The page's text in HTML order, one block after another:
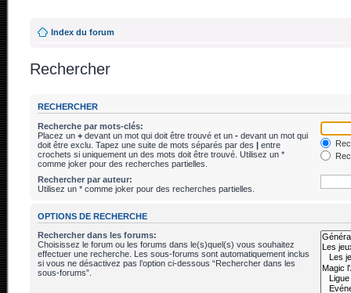
Index du forum
Rechercher
RECHERCHER
Recherche par mots-clés:
Placez un + devant un mot qui doit être trouvé et un - devant un mot qui
doit être exclu. Tapez une suite de mots séparés par des | entre
crochets si uniquement un des mots doit être trouvé. Utilisez un *
comme joker pour des recherches partielles.
Rechercher par auteur:
Utilisez un * comme joker pour des recherches partielles.
OPTIONS DE RECHERCHE
Rechercher dans les forums:
Choisissez le forum ou les forums dans le(s)quel(s) vous souhaitez
effectuer une recherche. Les sous-forums sont automatiquement inclus
si vous ne désactivez pas l’option ci-dessous “Rechercher dans les
sous-forums”.